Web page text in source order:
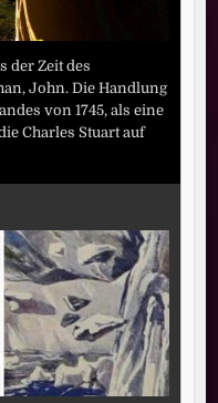
der Zeit des
John. Die Handlung
von 1745, als eine
Charles Stuart auf